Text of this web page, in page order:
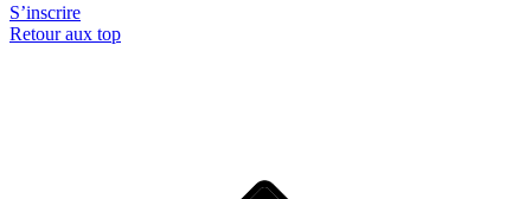
S’inscrire
Retour aux top